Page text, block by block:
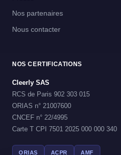
Nos partenaires
Nous contacter
NOS CERTIFICATIONS
Cleerly SAS
RCS de Paris 902 303 015
ORIAS n° 21007600
CNCEF n° 22/4995
Carte T CPI 7501 2025 000 000 340
ORIAS ACPR AMF